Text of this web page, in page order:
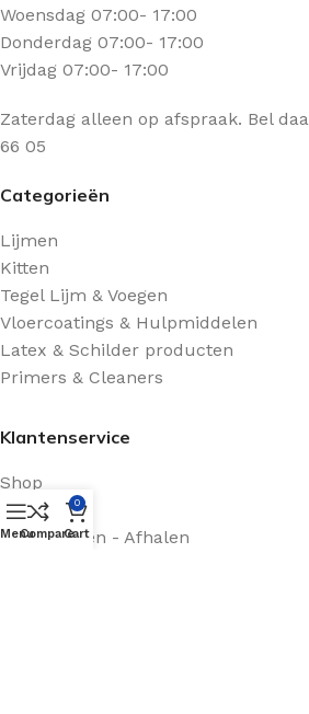
Woensdag 07:00- 17:00
Donderdag 07:00- 17:00
Vrijdag 07:00- 17:00
Zaterdag alleen op afspraak. Bel
66 05
Categorieën
Lijmen
Kitten
Tegel Lijm & Voegen
Vloercoatings & Hulpmiddelen
Latex & Schilder producten
Primers & Cleaners
Klantenservice
Shop
Contact
Retourneren - Afhalen
MenuCompare
0
Cart